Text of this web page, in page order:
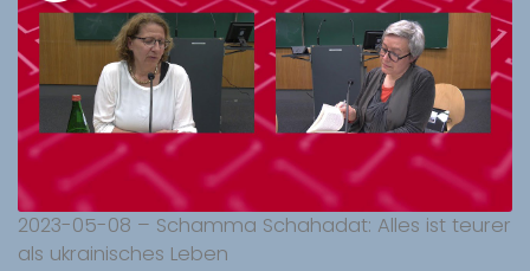
2023-05-08 – Schamma Schahadat: Alles ist teurer
als ukrainisches Leben